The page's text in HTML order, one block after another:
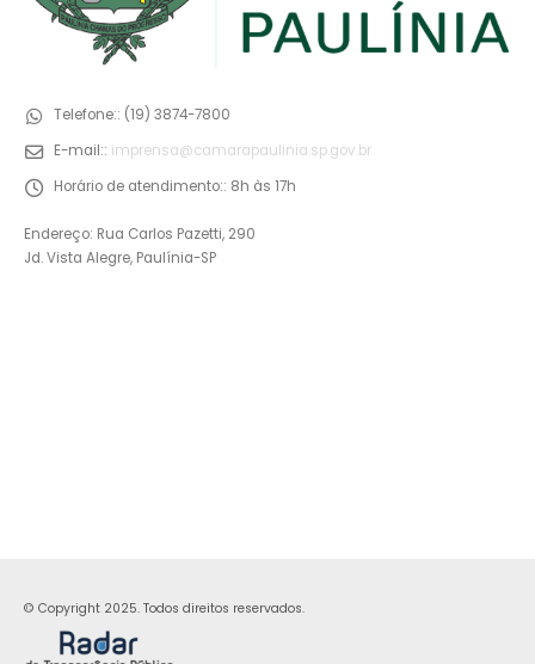
Telefone:: (19) 3874-7800
E-mail:: imprensa@camarapaulinia.sp.gov.br
Horário de atendimento:: 8h às 17h
Endereço: Rua Carlos Pazetti, 290
Jd. Vista Alegre, Paulínia-SP
© Copyright 2025. Todos direitos reservados.